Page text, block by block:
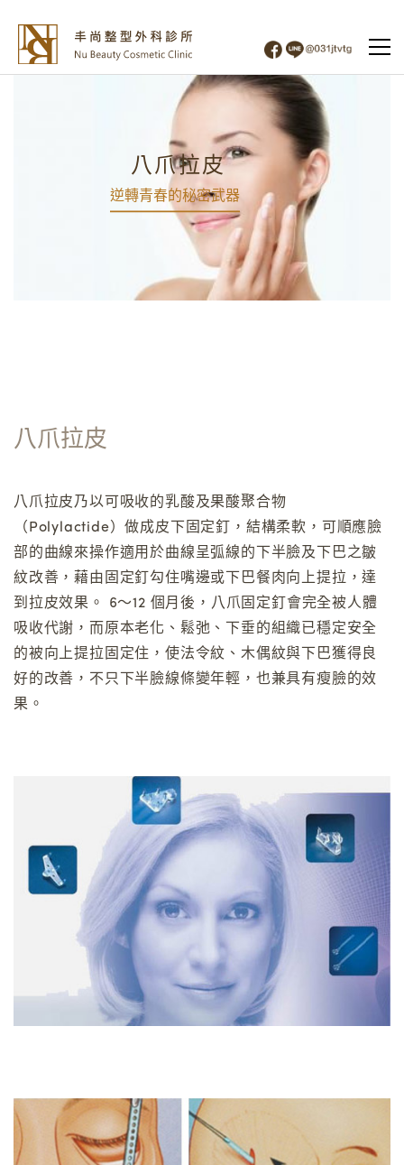
八爪拉皮
逆轉青春的秘密武器
八爪拉皮
八爪拉皮乃以可吸收的乳酸及果酸聚合物
（Polylactide）做成皮下固定釘，結構柔軟，可順應臉
部的曲線來操作適用於曲線呈弧線的下半臉及下巴之皺
紋改善，藉由固定釘勾住嘴邊或下巴餐肉向上提拉，達
到拉皮效果。 6～12 個月後，八爪固定釘會完全被人體
吸收代謝，而原本老化、鬆弛、下垂的組織已穩定安全
的被向上提拉固定住，使法令紋、木偶紋與下巴獲得良
好的改善，不只下半臉線條變年輕，也兼具有瘦臉的效
果。